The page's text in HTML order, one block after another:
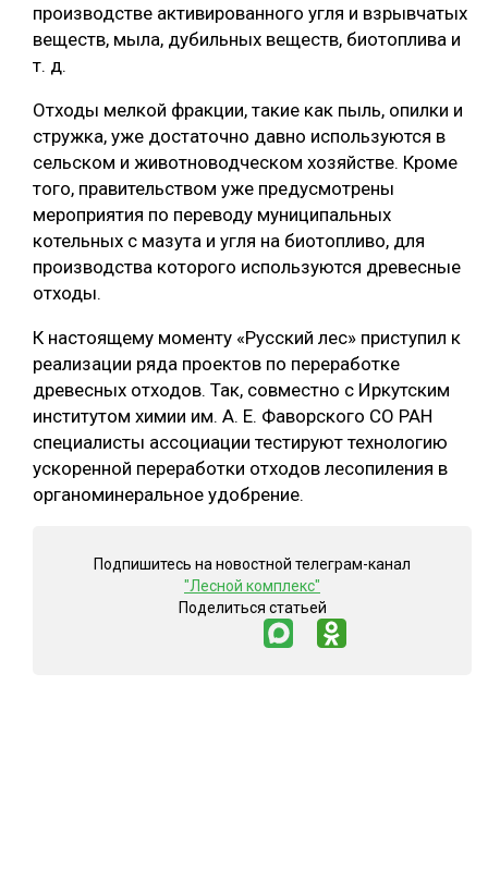
производстве активированного угля и взрывчатых
веществ, мыла, дубильных веществ, биотоплива и
т. д.
Отходы мелкой фракции, такие как пыль, опилки и
стружка, уже достаточно давно используются в
сельском и животноводческом хозяйстве. Кроме
того, правительством уже предусмотрены
мероприятия по переводу муниципальных
котельных с мазута и угля на биотопливо, для
производства которого используются древесные
отходы.
К настоящему моменту «Русский лес» приступил к
реализации ряда проектов по переработке
древесных отходов. Так, совместно с Иркутским
институтом химии им. А. Е. Фаворского СО РАН
специалисты ассоциации тестируют технологию
ускоренной переработки отходов лесопиления в
органоминеральное удобрение.
Подпишитесь на новостной телеграм-канал
"Лесной комплекс"
Поделиться статьей